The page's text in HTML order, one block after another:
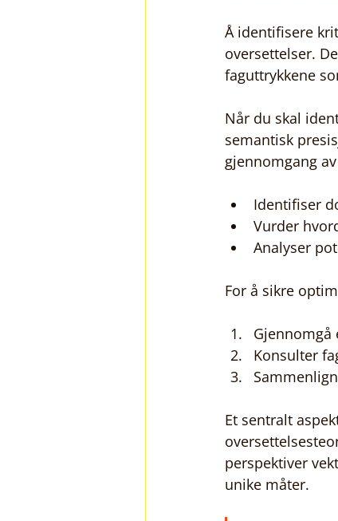
Å identifisere
oversettelser.
faguttrykkene
Når du skal
semantisk
gjennomgang
Identifiser
Vurder
Analyser
For å sikre
Konsulter
Et sentralt
perspektiver
unike måter.